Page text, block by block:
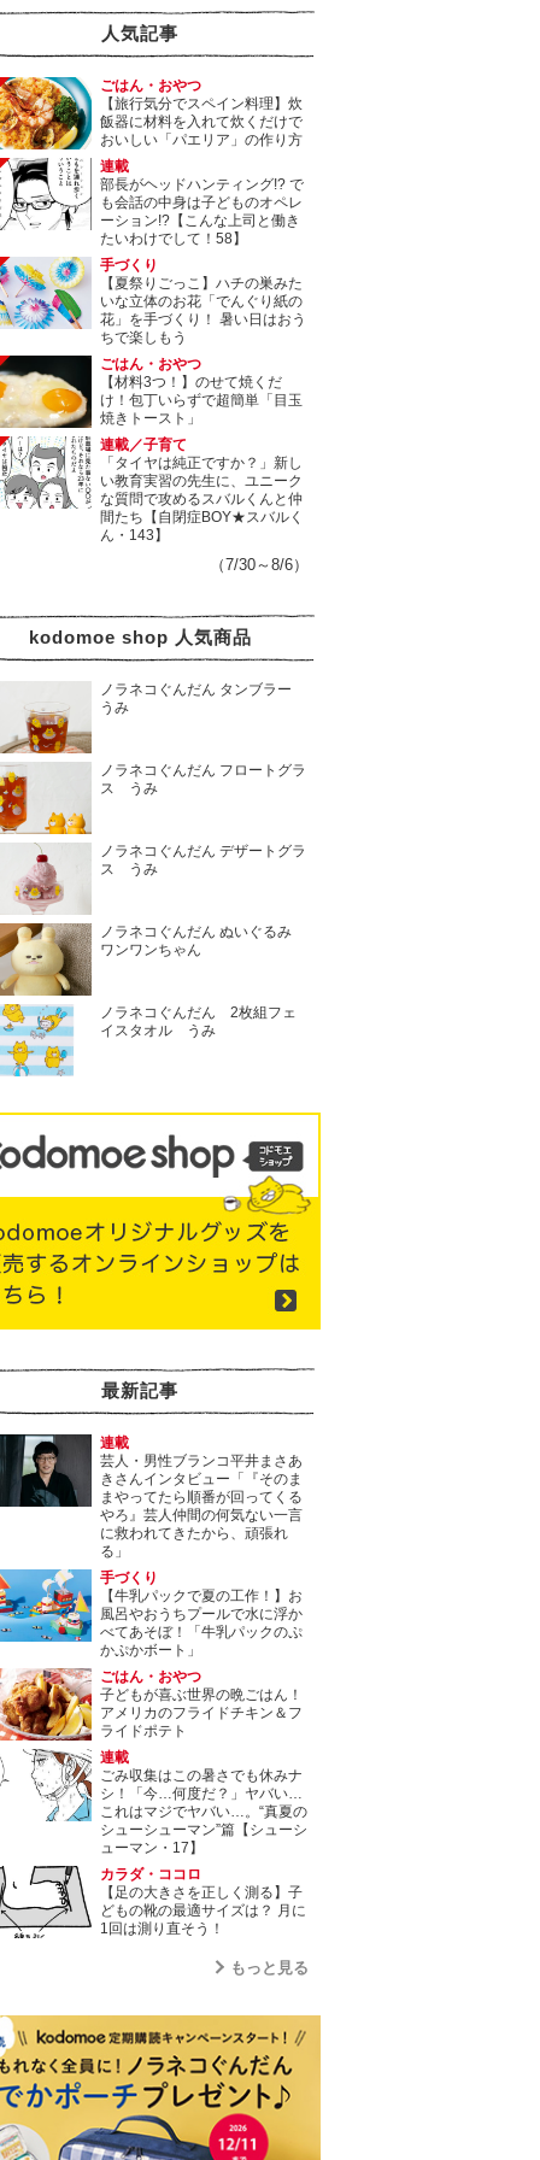
人気記事
ごはん・おやつ
【旅行気分でスペイン料理】炊
飯器に材料を入れて炊くだけで
おいしい「パエリア」の作り方
連載
部長がヘッドハンティング!? で
も会話の中身は子どものオペレ
ーション!?【こんな上司と働き
たいわけでして！58】
手づくり
【夏祭りごっこ】ハチの巣みた
いな立体のお花「でんぐり紙の
花」を手づくり！ 暑い日はおう
ちで楽しもう
ごはん・おやつ
【材料3つ！】のせて焼くだ
け！包丁いらずで超簡単「目玉
焼きトースト」
連載／子育て
「タイヤは純正ですか？」新し
い教育実習の先生に、ユニーク
な質問で攻めるスバルくんと仲
間たち【自閉症BOY★スバルく
ん・143】
（7/30～8/6）
kodomoe shop 人気商品
ノラネコぐんだん タンブラー
うみ
ノラネコぐんだん フロートグラ
ス うみ
ノラネコぐんだん デザートグラ
ス うみ
ノラネコぐんだん ぬいぐるみ
ワンワンちゃん
ノラネコぐんだん 2枚組フェ
イスタオル うみ
最新記事
連載
芸人・男性ブランコ平井まさあ
きさんインタビュー「『そのま
まやってたら順番が回ってくる
やろ』芸人仲間の何気ない一言
に救われてきたから、頑張れ
る」
手づくり
【牛乳パックで夏の工作！】お
風呂やおうちプールで水に浮か
べてあそぼ！「牛乳パックのぷ
かぷかボート」
ごはん・おやつ
子どもが喜ぶ世界の晩ごはん！
アメリカのフライドチキン＆フ
ライドポテト
連載
ごみ収集はこの暑さでも休みナ
シ！「今…何度だ？」ヤバい…
これはマジでヤバい…。“真夏の
シューシューマン”篇【シューシ
ューマン・17】
カラダ・ココロ
【足の大きさを正しく測る】子
どもの靴の最適サイズは？ 月に
1回は測り直そう！
もっと見る